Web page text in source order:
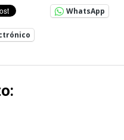
WhatsApp